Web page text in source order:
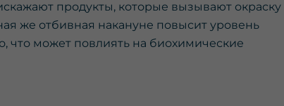
продукты, которые вызывают окраску
же отбивная накануне повысит уровень
что может повлиять на биохимические